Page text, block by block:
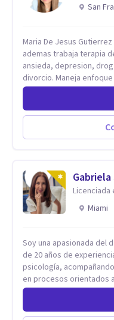
San
Maria De Jesus Gutierrez Psicologa Clinica y Sexologa,
ademas trabaja terapia
ansieda, depresion, drogadiccio,
divorcio. Maneja
de experiencia,
diferntes areas de la
Licenciada
Miami
Soy una apasionada del
de 20 años de
psicología,
en procesos orientados
mental. Mi visión es contribuir, a través de mi trabajo, a que
las personas accedan a
sentido. Considero que